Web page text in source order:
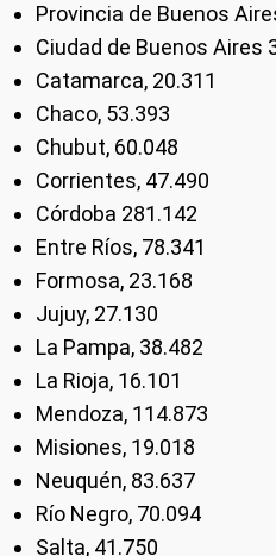
Provincia de Buenos
Ciudad de Buenos Aires
Catamarca, 20.311
Chaco, 53.393
Chubut, 60.048
Corrientes, 47.490
Córdoba 281.142
Entre Ríos, 78.341
Formosa, 23.168
Jujuy, 27.130
La Pampa, 38.482
La Rioja, 16.101
Mendoza, 114.873
Misiones, 19.018
Neuquén, 83.637
Río Negro, 70.094
Salta, 41.750